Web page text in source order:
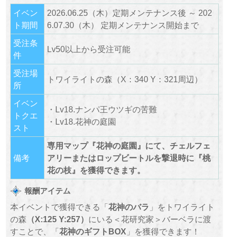
イベン
ト期間
2026.06.25（木）定期メンテナンス後 ～ 202
6.07.30（木） 定期メンテナンス開始まで
受注条
件
Lv50以上から受注可能
受注場
所
トワイライトの森（X：340 Y：321周辺）
イベン
トクエ
スト
・Lv18.ナンパ王ウツギの苦難
・Lv18.花神の庭園
備考
専用マップ『花神の庭園』にて、チェルフェ
アリーまたはロップビートルを撃退時に『桃
花の枝』を獲得できます。
報酬アイテム
本イベントで獲得できる「 花神のバラ 」をトワイライト
の森 （X:125 Y:257） にいる＜花研究家＞バーベラに渡
すことで、「 花神のギフトBOX 」を獲得できます！